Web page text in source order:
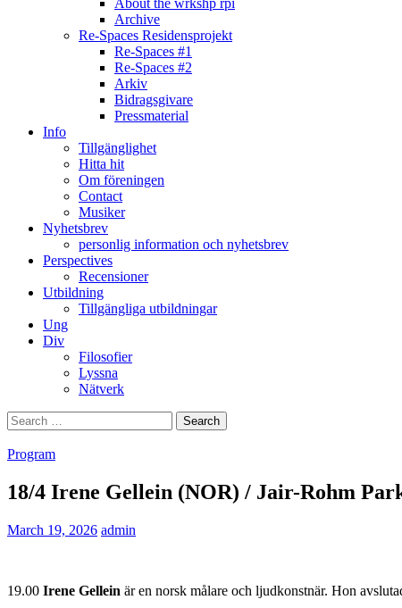
About the wrkshp rpi
Archive
Re-Spaces Residensprojekt
Re-Spaces #1
Re-Spaces #2
Arkiv
Bidragsgivare
Pressmaterial
Info
Tillgänglighet
Hitta hit
Om föreningen
Contact
Musiker
Nyhetsbrev
personlig information och nyhetsbrev
Perspectives
Recensioner
Utbildning
Tillgängliga utbildningar
Ung
Div
Filosofier
Lyssna
Nätverk
Search
for:
Program
18/4 Irene Gellein (NOR) / Jair-Rohm
March 19, 2026 admin
19.00 Irene Gellein är en norsk målare och ljudkonstnär. Hon